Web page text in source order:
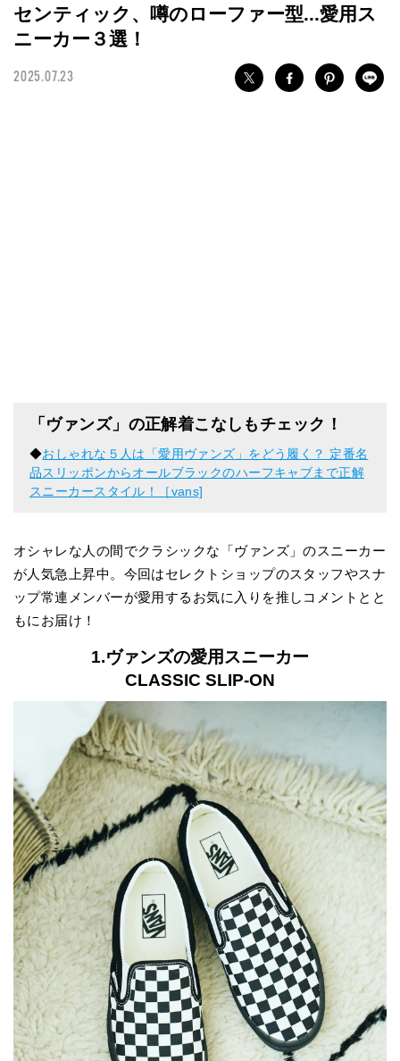
センティック、噂のローファー型...愛用ス
ニーカー３選！
2025.07.23
「ヴァンズ」の正解着こなしもチェック！
◆おしゃれな５人は「愛用ヴァンズ」をどう履く？ 定番名
品スリッポンからオールブラックのハーフキャブまで正解
スニーカースタイル！［vans]
オシャレな人の間でクラシックな「ヴァンズ」のスニーカー
が人気急上昇中。今回はセレクトショップのスタッフやスナ
ップ常連メンバーが愛用するお気に入りを推しコメントとと
もにお届け！
1.ヴァンズの愛用スニーカー
CLASSIC SLIP-ON